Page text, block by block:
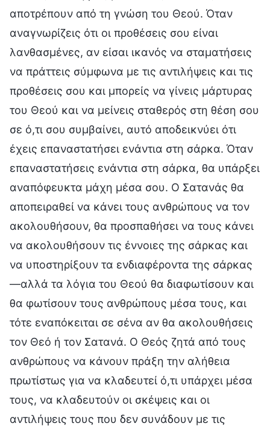
αποτρέπουν από τη γνώση του Θεού. Όταν
αναγνωρίζεις ότι οι προθέσεις σου είναι
λανθασμένες, αν είσαι ικανός να σταματήσεις
να πράττεις σύμφωνα με τις αντιλήψεις και τις
προθέσεις σου και μπορείς να γίνεις μάρτυρας
του Θεού και να μείνεις σταθερός στη θέση σου
σε ό,τι σου συμβαίνει, αυτό αποδεικνύει ότι
έχεις επαναστατήσει ενάντια στη σάρκα. Όταν
επαναστατήσεις ενάντια στη σάρκα, θα υπάρξει
αναπόφευκτα μάχη μέσα σου. Ο Σατανάς θα
αποπειραθεί να κάνει τους ανθρώπους να τον
ακολουθήσουν, θα προσπαθήσει να τους κάνει
να ακολουθήσουν τις έννοιες της σάρκας και
να υποστηρίξουν τα ενδιαφέροντα της σάρκας
—αλλά τα λόγια του Θεού θα διαφωτίσουν και
θα φωτίσουν τους ανθρώπους μέσα τους, και
τότε εναπόκειται σε σένα αν θα ακολουθήσεις
τον Θεό ή τον Σατανά. Ο Θεός ζητά από τους
ανθρώπους να κάνουν πράξη την αλήθεια
πρωτίστως για να κλαδευτεί ό,τι υπάρχει μέσα
τους, να κλαδευτούν οι σκέψεις και οι
αντιλήψεις τους που δεν συνάδουν με τις